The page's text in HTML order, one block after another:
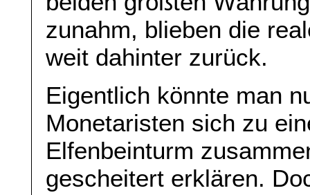
zunahm, blieben die
weit dahinter zurück.
Eigentlich könnte man
Monetaristen sich zu
Elfenbeinturm
gescheitert erklären.